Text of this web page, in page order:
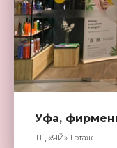
Уфа,
ТЦ «ЯЙ» 1 этаж